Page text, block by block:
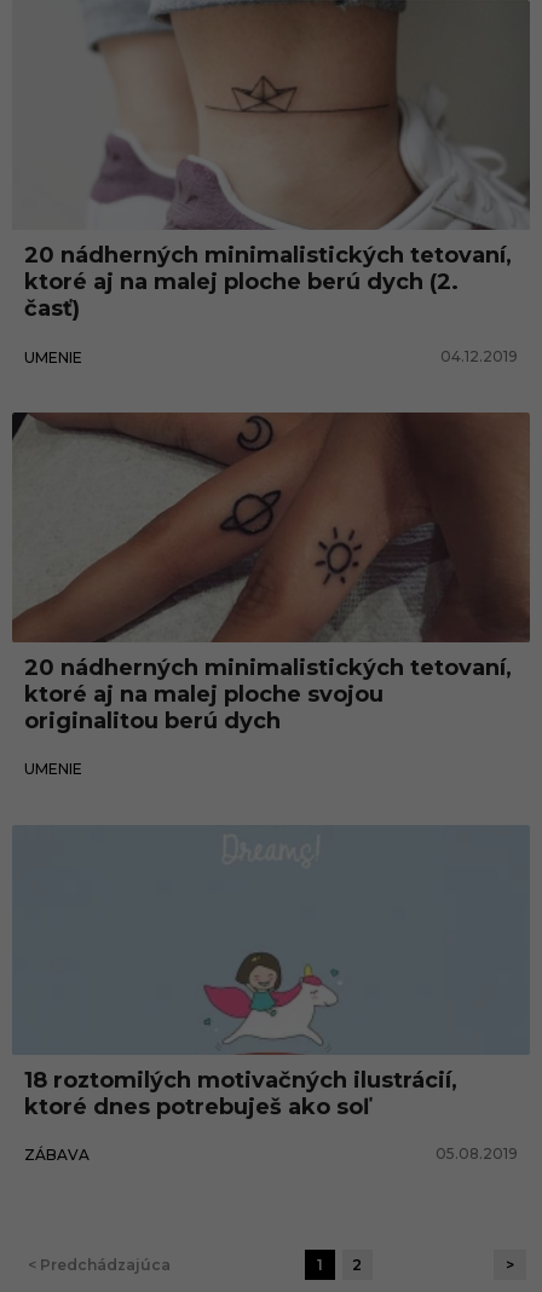
20 nádherných minimalistických tetovaní,
ktoré aj na malej ploche berú dych (2.
časť)
UMENIE 04.12.2019
20 nádherných minimalistických tetovaní,
ktoré aj na malej ploche svojou
originalitou berú dych
UMENIE
Umenie
18 roztomilých motivačných ilustrácií,
ktoré dnes potrebuješ ako soľ
ZÁBAVA 05.08.2019
< Predchádzajúca 1 2 >